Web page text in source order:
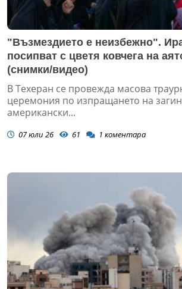
"Възмездието е неизбежно".
посипват с цветя ковчега на
(снимки/видео)
В Техеран се провежда масова
церемония по изпращането на
американски...
07 юли 26 61 1 коментара